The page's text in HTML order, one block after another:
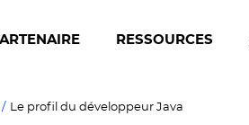
RESSOURCES
/ Le profil du développeur Java